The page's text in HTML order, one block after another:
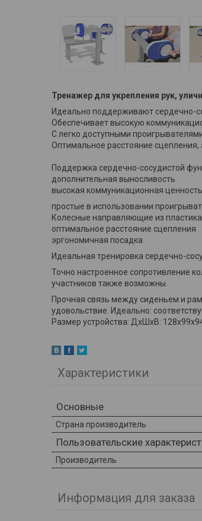
Тренажер для укрепления рук,
Идеально поддерживают сердечно-
Обеспечивает высокую
С легко доступными
Оптимальное расстояние
Поддержка сердечно-сосудистой
дополнительная выносливость
высокая коммуникационная ценность
простые в использовании
Колесные направляющие из пластика
оптимальное расстояние сцепления
эргономичная посадка
Идеальная тренировка сердечно-
Точно настроенное сопротивление
участников также возможны.
Прочная связь между сиденьем и
удовольствие. Идеально:
Размер устройства: ДхШхВ:
Характеристики
Основные
Страна производитель
Пользовательские
Производитель
Информация для заказа